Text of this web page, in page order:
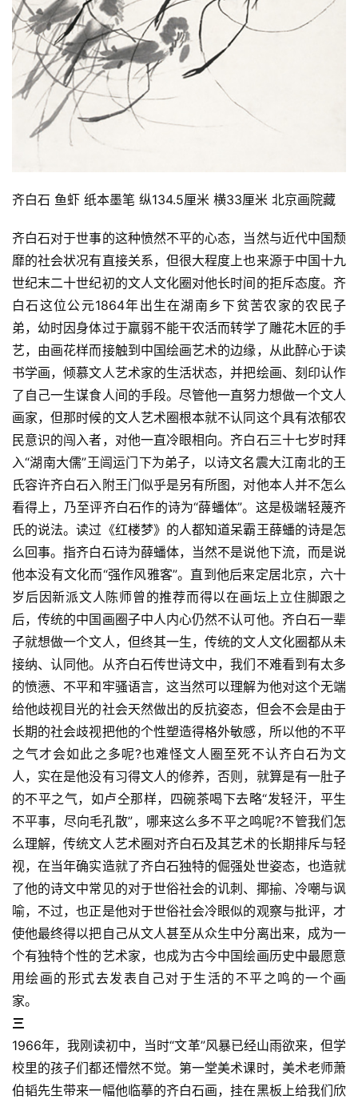
齐白石 鱼虾 纸本墨笔 纵134.5厘米 横33厘米 北京画院藏
齐白石对于世事的这种愤然不平的心态，当然与近代中国颓
靡的社会状况有直接关系，但很大程度上也来源于中国十九
世纪末二十世纪初的文人文化圈对他长时间的拒斥态度。齐
白石这位公元1864年出生在湖南乡下贫苦农家的农民子
弟，幼时因身体过于羸弱不能干农活而转学了雕花木匠的手
艺，由画花样而接触到中国绘画艺术的边缘，从此醉心于读
书学画，倾慕文人艺术家的生活状态，并把绘画、刻印认作
了自己一生谋食人间的手段。尽管他一直努力想做一个文人
画家，但那时候的文人艺术圈根本就不认同这个具有浓郁农
民意识的闯入者，对他一直冷眼相向。齐白石三十七岁时拜
入“湖南大儒”王闿运门下为弟子，以诗文名震大江南北的王
氏容许齐白石入附王门似乎是另有所图，对他本人并不怎么
看得上，乃至评齐白石作的诗为“薛蟠体”。这是极端轻蔑齐
氏的说法。读过《红楼梦》的人都知道呆霸王薛蟠的诗是怎
么回事。指齐白石诗为薛蟠体，当然不是说他下流，而是说
他本没有文化而“强作风雅客”。直到他后来定居北京，六十
岁后因新派文人陈师曾的推荐而得以在画坛上立住脚跟之
后，传统的中国画圈子中人内心仍然不认可他。齐白石一辈
子就想做一个文人，但终其一生，传统的文人文化圈都从未
接纳、认同他。从齐白石传世诗文中，我们不难看到有太多
的愤懑、不平和牢骚语言，这当然可以理解为他对这个无端
给他歧视目光的社会天然做出的反抗姿态，但会不会是由于
长期的社会歧视把他的个性塑造得格外敏感，所以他的不平
之气才会如此之多呢?也难怪文人圈至死不认齐白石为文
人，实在是他没有习得文人的修养，否则，就算是有一肚子
的不平之气，如卢仝那样，四碗茶喝下去略“发轻汗，平生
不平事，尽向毛孔散”，哪来这么多不平之鸣呢?不管我们怎
么理解，传统文人艺术圈对齐白石及其艺术的长期排斥与轻
视，在当年确实造就了齐白石独特的倔强处世姿态，也造就
了他的诗文中常见的对于世俗社会的讥刺、揶揄、冷嘲与讽
喻，不过，也正是他对于世俗社会冷眼似的观察与批评，才
使他最终得以把自己从文人甚至从众生中分离出来，成为一
个有独特个性的艺术家，也成为古今中国绘画历史中最愿意
用绘画的形式去发表自己对于生活的不平之鸣的一个画
家。
三
1966年，我刚读初中，当时“文革”风暴已经山雨欲来，但学
校里的孩子们都还懵然不觉。第一堂美术课时，美术老师萧
伯韬先生带来一幅他临摹的齐白石画，挂在黑板上给我们欣